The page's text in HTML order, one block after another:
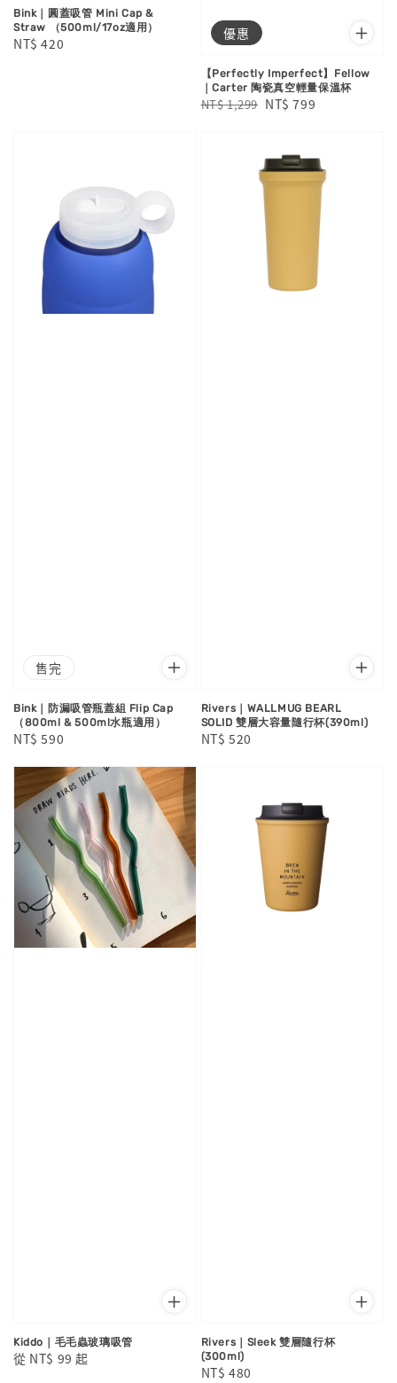
Bink｜圓蓋吸管 Mini Cap &
Straw （500ml/17oz適用）
Regular
NT$ 420
優惠
【Perfectly Imperfect】Fellow
｜Carter 陶瓷真空輕量保溫杯
Regular
NT$ 1,299 Sale
NT$ 799
售完
Bink｜防漏吸管瓶蓋組 Flip Cap
（800ml & 500ml水瓶適用）
Regular
NT$ 590
Rivers｜WALLMUG BEARL
SOLID 雙層大容量隨行杯(390ml)
Regular
NT$ 520
Kiddo｜毛毛蟲玻璃吸管
Regular
從 NT$ 99 起
Rivers｜Sleek 雙層隨行杯
(300ml)
Regular
NT$ 480